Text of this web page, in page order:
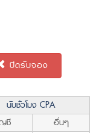
ปิดรับจอง
นับชั่วโมง CPA
ชี อื่นๆ